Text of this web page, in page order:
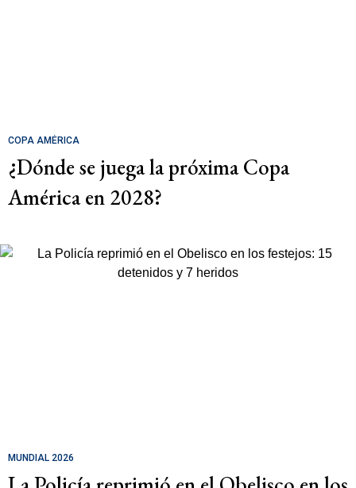
COPA AMÉRICA
¿Dónde se juega la próxima Copa
América en 2028?
MUNDIAL 2026